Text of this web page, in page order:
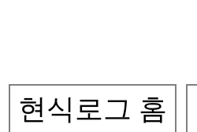
현식로그 홈